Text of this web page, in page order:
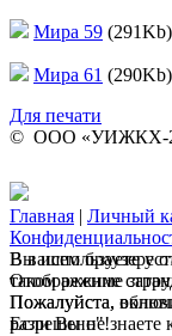
Мира 59 (291Kb)
Мира 61 (290Kb)
Для печати
© ООО
Главная | Личный
В вашем браузере
таком режиме
Пожалуйста,
разрешено"!
Вы используете
Отображение
Пожалуйста,
Если Вы не знаете